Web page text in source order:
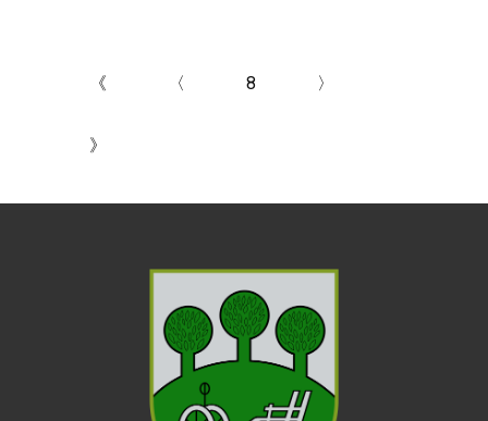
《 〈 8 〉
》